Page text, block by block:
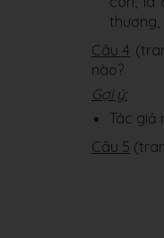
thương,
Câu 4
nào?
Gợi ý:
Tác giả
Câu 5